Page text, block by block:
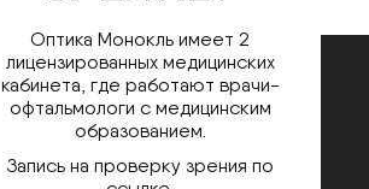
Оптика Монокль имеет 2
лицензированных медицинских
кабинета, где работают врачи-
офтальмологи с медицинским
образованием.
Запись на проверку зрения по